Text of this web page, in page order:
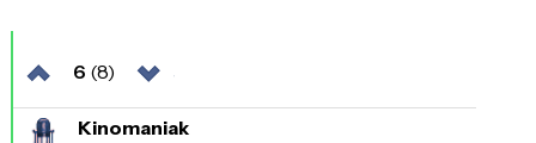
6 (8)
Kinomaniak